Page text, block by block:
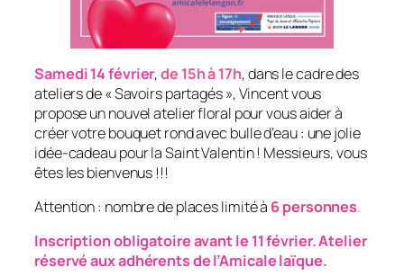
Samedi 14 février,de 15h à 17h, dans le cadre des
ateliers de « Savoirs partagés », Vincent vous
propose un nouvel atelier floral pour vous aider à
créer votre bouquet rond avec bulle d’eau : une jolie
idée-cadeau pour la Saint Valentin ! Messieurs, vous
êtes les bienvenus !!!
Attention : nombre de places limité à 6 personnes.
Inscription obligatoire avant le 11 février. Atelier
réservé aux adhérents de l’Amicale laïque.